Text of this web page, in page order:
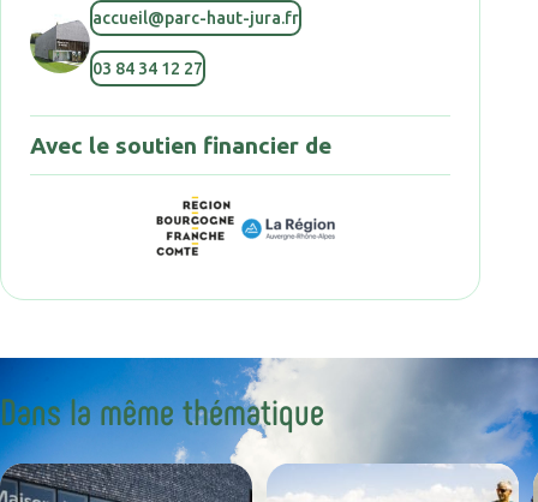
accueil@parc-haut-jura.fr
03 84 34 12 27
Avec le soutien financier de
Dans la même thématique